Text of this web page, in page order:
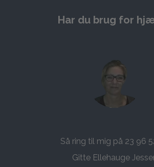
Har du brug for
Så ring til mig på 23 96
Gitte Ellehauge